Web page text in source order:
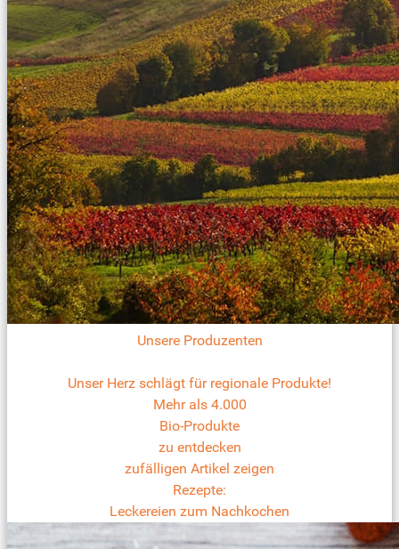
Unsere Produzenten
Unser Herz schlägt für regionale Produkte!
Mehr als 4.000
Bio-Produkte
zu entdecken
zufälligen Artikel zeigen
Rezepte:
Leckereien zum Nachkochen